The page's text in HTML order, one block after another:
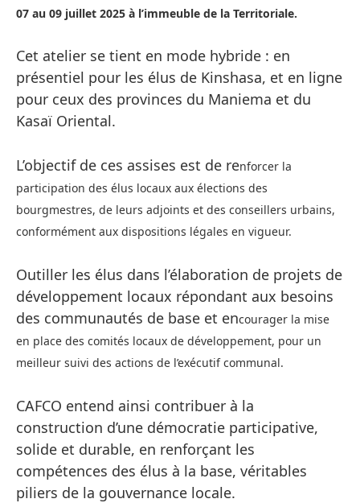
07 au 09 juillet 2025 à l’immeuble de la Territoriale.
Cet atelier se tient en mode hybride : en
présentiel pour les élus de Kinshasa, et en ligne
pour ceux des provinces du Maniema et du
Kasaï Oriental.
L’objectif de ces assises est de renforcer la
participation des élus locaux aux élections des
bourgmestres, de leurs adjoints et des conseillers urbains,
conformément aux dispositions légales en vigueur.
Outiller les élus dans l’élaboration de projets de
développement locaux répondant aux besoins
des communautés de base et encourager la mise
en place des comités locaux de développement, pour un
meilleur suivi des actions de l’exécutif communal.
CAFCO entend ainsi contribuer à la
construction d’une démocratie participative,
solide et durable, en renforçant les
compétences des élus à la base, véritables
piliers de la gouvernance locale.